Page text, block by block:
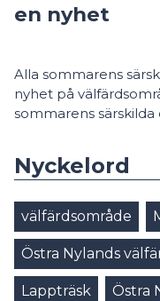
en nyhet
Alla sommarens
nyhet på
sommarens
Nyckelord
välfärdsområde
Östra Nylands
Lappträsk Östra